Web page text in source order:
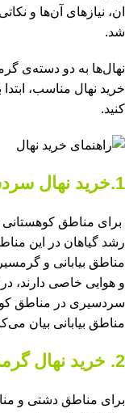
ان، نیازهای آن‌ها و
شد.
نهال‌ها به دو دسته‌ی
خرید نهال مناسب،
کنید.
1.خرید نهال سردسیری
برای مناطق
رشد گیاهان در این
مناطق بیابانی و
و هوایی خاصی دارند،
سردسیری در مناطق
مناطق بیابانی بیان
2. خرید نهال‌ گرمسیری